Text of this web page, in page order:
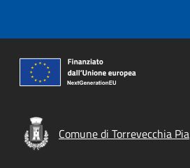
Comune di Torrevecchia Pia